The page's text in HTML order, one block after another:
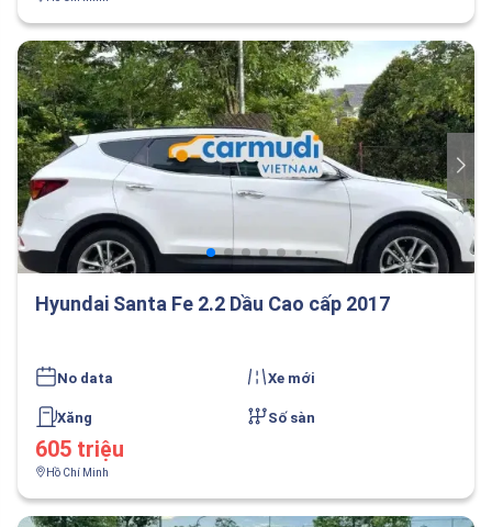
Hyundai Santa Fe 2.2 Dầu Cao cấp 2017
No data Xe mới
Xăng Số sàn
605 triệu
Hồ Chí Minh